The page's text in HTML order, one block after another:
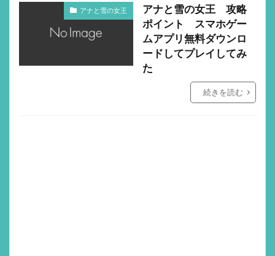
アナと雪の女王
アナと雪の女王 攻略
ポイント スマホゲー
ムアプリ無料ダウンロ
ードしてプレイしてみ
た
続きを読む